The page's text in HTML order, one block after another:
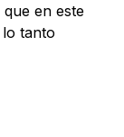
que en este
tanto